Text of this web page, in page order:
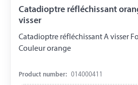
Catadioptre réfléchissant
visser
Catadioptre réfléchissant A visser
Couleur orange
Product number: 014000411